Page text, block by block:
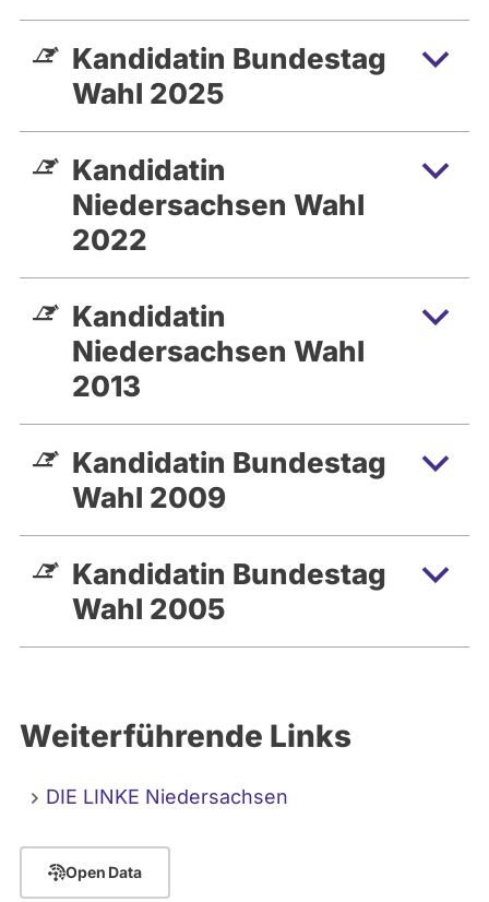
Kandidatin Bundestag
Wahl 2025
Kandidatin
Niedersachsen Wahl
2022
Kandidatin
Niedersachsen Wahl
2013
Kandidatin Bundestag
Wahl 2009
Kandidatin Bundestag
Wahl 2005
Weiterführende Links
DIE LINKE Niedersachsen
Open Data